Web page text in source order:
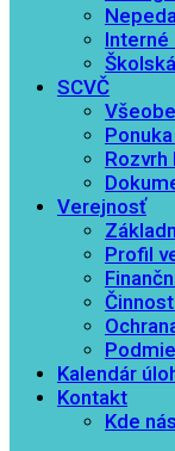
SCVČ
Rozvrh
Verejnosť
Profil
Kalendár
Kontakt
Kde